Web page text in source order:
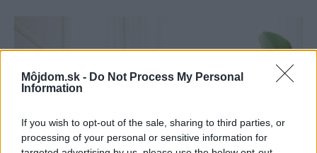
Môjdom.sk - Do Not Process My Personal
Information
If you wish to opt-out of the sale, sharing to third parties, or
processing of your personal or sensitive information for